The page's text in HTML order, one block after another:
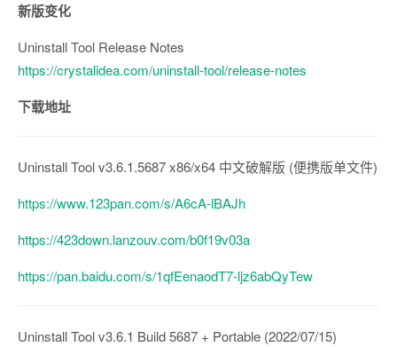
新版变化
Uninstall Tool Release Notes
https://crystalidea.com/uninstall-tool/release-notes
下载地址
Uninstall Tool v3.6.1.5687 x86/x64 中文破解版 (便携版单文件)
https://www.123pan.com/s/A6cA-lBAJh
https://423down.lanzouv.com/b0f19v03a
https://pan.baidu.com/s/1qfEenaodT7-ljz6abQyTew
Uninstall Tool v3.6.1 Build 5687 + Portable (2022/07/15)